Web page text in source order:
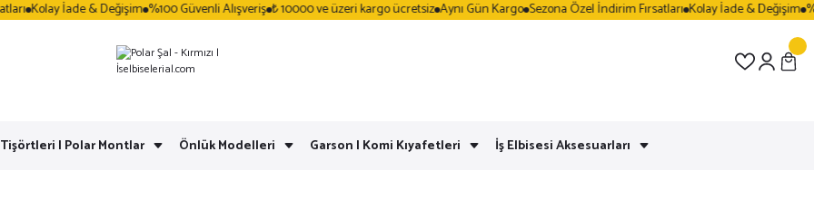
Kolay İade & Değişim %100 Güvenli Alışveriş ₺ 10000 ve üzeri kargo ücretsiz Aynı Gün Kargo Sezona Özel İndirim Fırsatları Kolay İade & Değişim
| Polar Montlar Önlük Modelleri Garson | Komi Kıyafetleri İş Elbisesi Aksesuarları